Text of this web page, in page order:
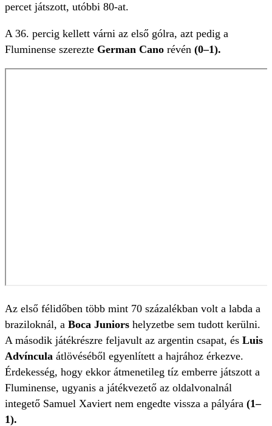
percet játszott, utóbbi 80-at.
A 36. percig kellett várni az első gólra, azt pedig a
Fluminense szerezte German Cano révén (0–1).
Az első félidőben több mint 70 százalékban volt a labda a
braziloknál, a Boca Juniors helyzetbe sem tudott kerülni.
A második játékrészre feljavult az argentin csapat, és Luis
Advíncula átlövéséből egyenlített a hajrához érkezve.
Érdekesség, hogy ekkor átmenetileg tíz emberre játszott a
Fluminense, ugyanis a játékvezető az oldalvonalnál
integető Samuel Xaviert nem engedte vissza a pályára (1–
1).